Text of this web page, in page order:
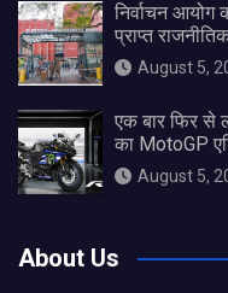
निर्वाचन आयोग
प्राप्त
August 5,
एक बार फिर से
का MotoGP
August 5,
About Us